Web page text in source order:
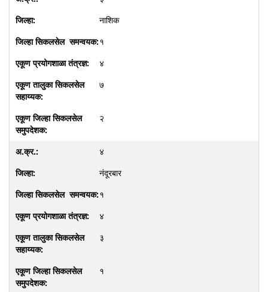
नाशिक
१
४
७
२
४
नंदूरबार
१
४
३
१